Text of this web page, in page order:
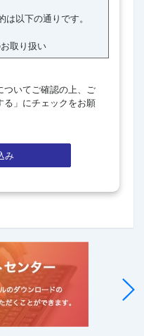
ついてご確認の上、ご
る」にチェックをお願
み